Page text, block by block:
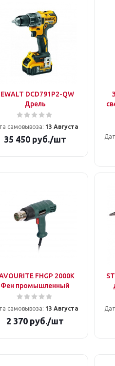
DCD791P2-QW
Дрель
самовывоза: 13 Августа
35 450руб./шт
FHGP 2000K
Фен промышленный
самовывоза: 13 Августа
2 370руб./шт